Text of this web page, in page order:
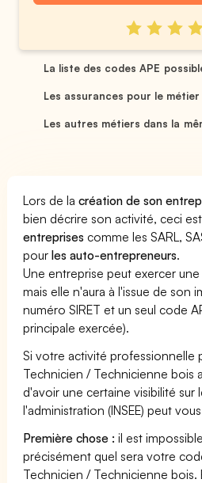
La liste des codes APE
Les assurances pour le
Les autres métiers dans la
Lors de lacréation de son
bien décrire son activité, ceci
entreprises comme les SARL,
pourles auto-entrepreneurs.
Une entreprise peut exercer
mais elle n'aura à l'issue de son
numéro SIRET et un seul code
principale exercée).
Si votre activité professionnelle
Technicien / Technicienne bois
d'avoir une certaine visibilité sur
l'administration (INSEE) peut
Première chose : il est
précisément quel sera votre
Technicien / Technicienne bois.